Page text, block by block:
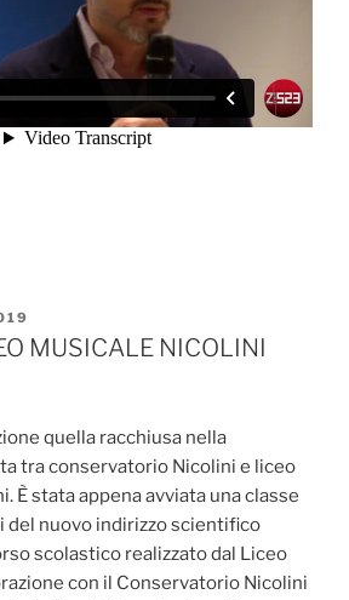
MUSICALE NICOLINI
quella racchiusa nella
tra conservatorio Nicolini e liceo
È stata appena avviata una classe
nuovo indirizzo scientifico
scolastico realizzato dal Liceo
con il Conservatorio Nicolini